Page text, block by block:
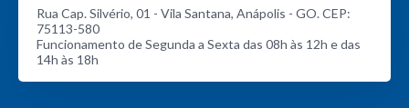
Rua Cap. Silvério, 01 - Vila Santana, Anápolis - GO. CEP:
75113-580
Funcionamento de Segunda a Sexta das 08h às 12h e das
14h às 18h